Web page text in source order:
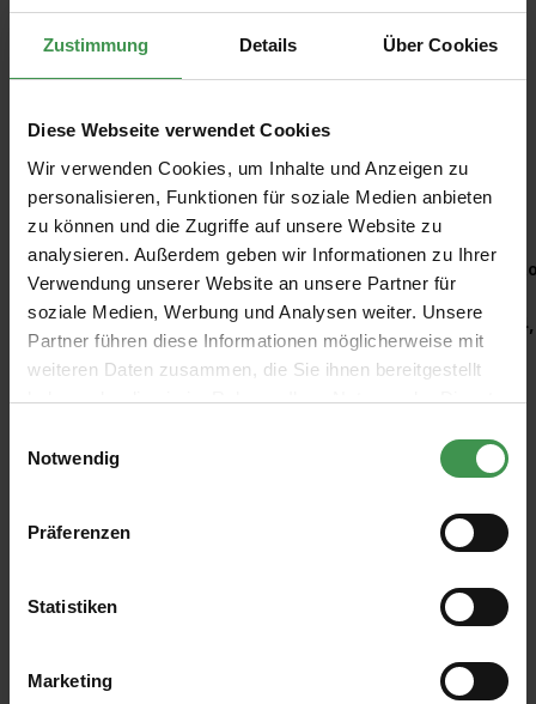
Zustimmung Details Über Cookies
Diese Webseite verwendet Cookies
Wir verwenden Cookies, um Inhalte und Anzeigen zu
personalisieren, Funktionen für soziale Medien anbieten
zu können und die Zugriffe auf unsere Website zu
analysieren. Außerdem geben wir Informationen zu Ihrer
Verwendung unserer Website an unsere Partner für
soziale Medien, Werbung und Analysen weiter. Unsere
Partner führen diese Informationen möglicherweise mit
weiteren Daten zusammen, die Sie ihnen bereitgestellt
haben oder die sie im Rahmen Ihrer Nutzung der Dienste
Notwendig
Präferenzen
Statistiken
Marketing
Empfohlenes Zubehör
Produktgalerie überspringen
Kleisterroller
6,97 €